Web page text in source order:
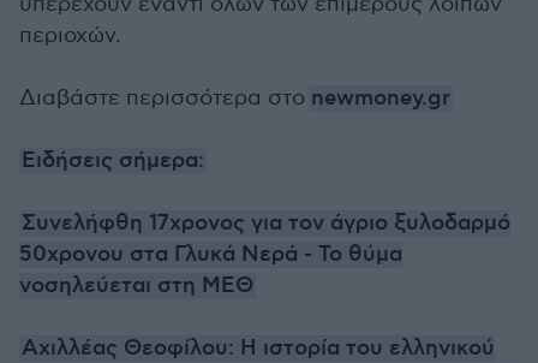
περιοχών.
Διαβάστε περισσότερα στο newmoney.gr
Ειδήσεις σήμερα:
Συνελήφθη 17χρονος για τον άγριο ξυλοδαρμό
50χρονου στα Γλυκά Νερά - Το θύμα
νοσηλεύεται στη ΜΕΘ
Αχιλλέας Θεοφίλου: Η ιστορία του ελληνικού